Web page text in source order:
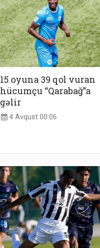
15 oyuna 39 qol vuran
hücumçu “Qarabağ”a
gəlir
4 Avqust 00:06